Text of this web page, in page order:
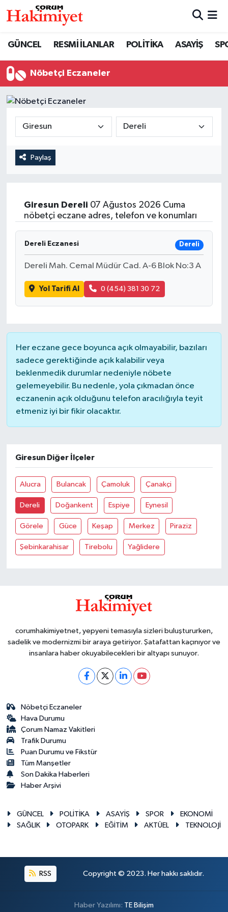
GÜNCEL RESMİ İLANLAR POLİTİKA ASAYİŞ
Nöbetçi Eczaneler
Paylaş
Giresun Dereli 07 Ağustos 2026 Cuma
nöbetçi eczane adres, telefon ve konumları
Dereli Eczanesi Dereli
Dereli Mah. Cemal Müdür Cad. A-6 Blok No:3 A
Yol Tarifi Al 0 (454) 381 30 72
Her eczane gece boyunca açık olmayabilir, bazıları
sadece gerektiğinde açık kalabilir veya
beklenmedik durumlar nedeniyle nöbete
gelemeyebilir. Bu nedenle, yola çıkmadan önce
eczanenin açık olduğunu telefon aracılığıyla teyit
etmeniz iyi bir fikir olacaktır.
Giresun Diğer İlçeler
Alucra Bulancak Çamoluk Çanakçi
Dereli Doğankent Espiye Eynesil
Görele Güce Keşap Merkez Piraziz
Şebinkarahisar Tirebolu Yağlidere
corumhakimiyetnet, yepyeni temasıyla sizleri buluştururken,
sadelik ve modernizmi bir araya getiriyor. Şatafattan kaçınıyor ve
insanlara haber okuyabilecekleri bir altyapı sunuyor.
Nöbetçi Eczaneler
Hava Durumu
Çorum Namaz Vakitleri
Trafik Durumu
Puan Durumu ve Fikstür
Tüm Manşetler
Son Dakika Haberleri
Haber Arşivi
GÜNCEL POLİTİKA ASAYİŞ SPOR
EKONOMİ
SAĞLIK
OTOPARK EĞİTİM AKTÜEL TEKNOLOJİ
RSS Copyright © 2023. Her hakkı saklıdır.
Haber Yazılımı: TE Bilişim
ASAYİŞ
GÜNCEL
EĞİTİM
İLÇELER
TEKNOLOJİ
Nöbetçi Eczaneler
Trafik Durumu
Tüm Manşetler
Haber Arşivi